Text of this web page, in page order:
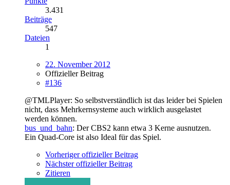
3.431
Beiträge
547
Dateien
1
22. November 2012
Offizieller Beitrag
#136
@TMLPlayer: So selbstverständlich ist das leider bei Spielen
nicht, dass Mehrkernsysteme auch wirklich ausgelastet
werden können.
bus_und_bahn: Der CBS2 kann etwa 3 Kerne ausnutzen.
Ein Quad-Core ist also Ideal für das Spiel.
Vorheriger offizieller Beitrag
Nächster offizieller Beitrag
Zitieren